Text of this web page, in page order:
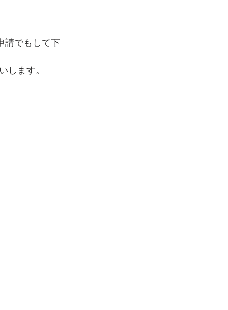
請でもして下
ます。